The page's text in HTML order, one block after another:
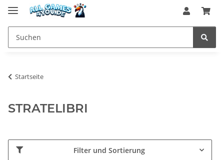
Startseite
STRATELIBRI
Filter und Sortierung